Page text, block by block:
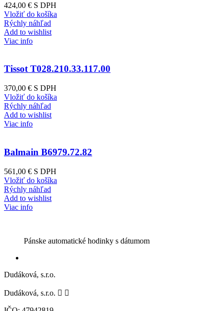
424,00 € S DPH
Vložiť do košíka
Rýchly náhľad
Add to wishlist
Viac info
Tissot T028.210.33.117.00
370,00 € S DPH
Vložiť do košíka
Rýchly náhľad
Add to wishlist
Viac info
Balmain B6979.72.82
561,00 € S DPH
Vložiť do košíka
Rýchly náhľad
Add to wishlist
Viac info
Pánske automatické hodinky s dátumom
Dudáková, s.r.o.
Dudáková, s.r.o.  